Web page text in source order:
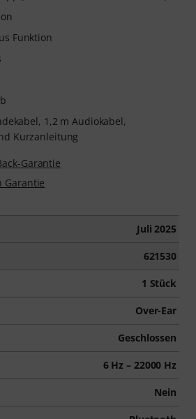
Funktion
1,2 m Audiokabel,
Kurzanleitung
Garantie
Garantie
Juli 2025
621530
1 Stück
Over-Ear
Geschlossen
6 Hz – 22000 Hz
Nein